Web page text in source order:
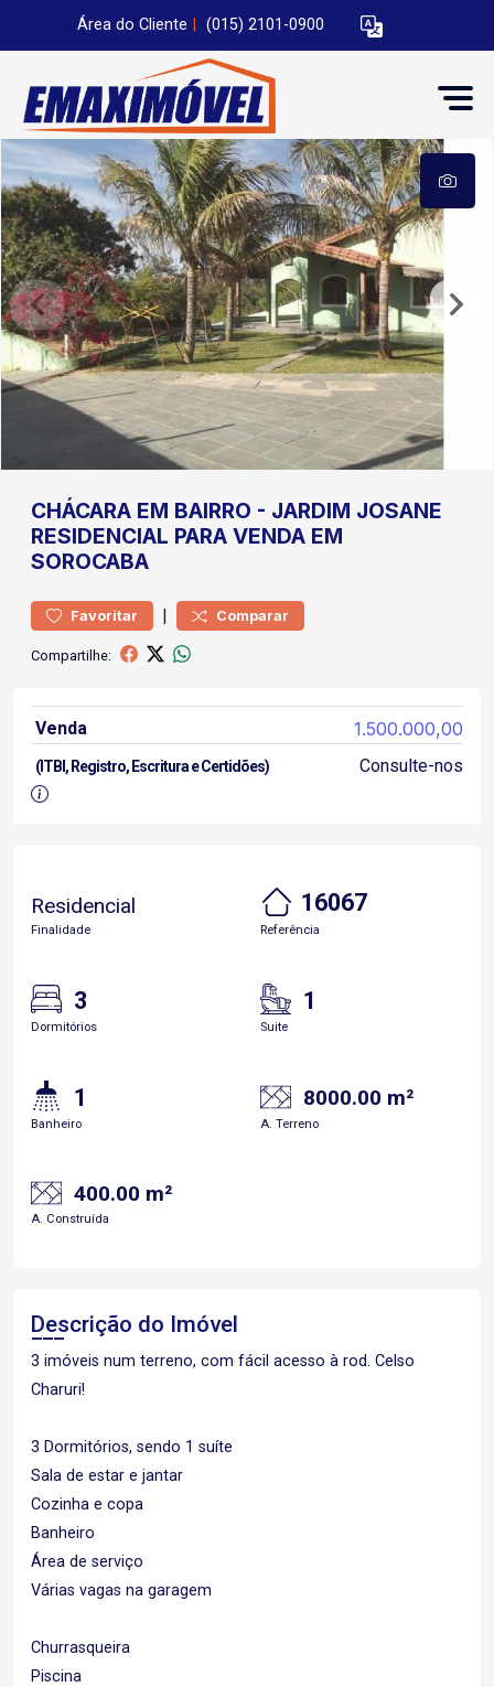
Área do Cliente (015) 2101-0900
CHÁCARA EM BAIRRO - JARDIM JOSANE
RESIDENCIAL PARA VENDA EM
SOROCABA
Favoritar | Comparar
Compartilhe:
Venda 1.500.000,00
(ITBI, Registro, Escritura e Certidões) Consulte-nos
Residencial
Finalidade
16067
Referência
3
Dormitórios
1
Suite
1
Banheiro
8000.00 m²
A. Terreno
400.00 m²
A. Construída
Descrição do Imóvel
3 imóveis num terreno, com fácil acesso à rod. Celso
Charuri!
3 Dormitórios, sendo 1 suíte
Sala de estar e jantar
Cozinha e copa
Banheiro
Área de serviço
Várias vagas na garagem
Churrasqueira
Piscina